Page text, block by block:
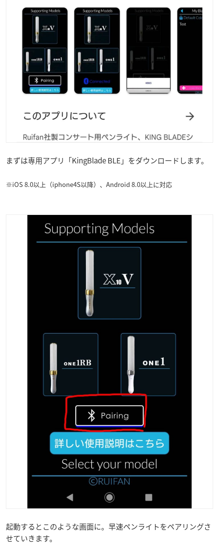
まずは専用アプリ「KingBlade BLE」をダウンロードします。
※iOS 8.0以上（iphone4S以降）、Android 8.0以上に対応
起動するとこのような画面に。早速ペンライトをペアリングさ
せていきます。